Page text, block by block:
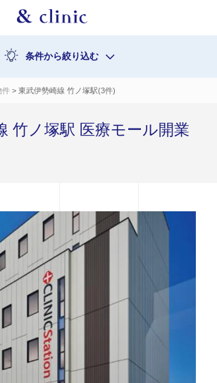
条件から絞り込む
件 > 東武伊勢崎線 竹ノ塚駅(3件)
竹ノ塚駅 医療モール開業